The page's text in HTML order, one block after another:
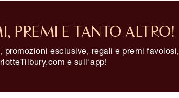
PREMI E TANTO ALTRO!
promozioni esclusive, regali e premi favolosi,
e sull'app!